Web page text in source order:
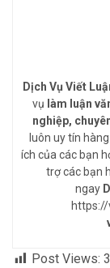
Dịch Vụ Viết
vụ làm luận
nghiệp,
luôn uy tín
ích của các bạn
trợ các bạn
ngay
Post Views: